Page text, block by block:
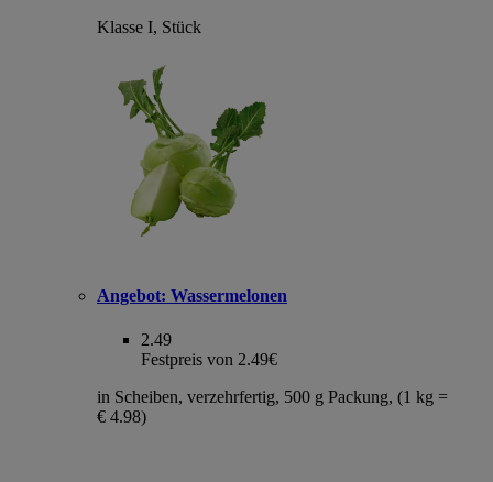
Klasse I, Stück
Angebot: Wassermelonen
2.49
Festpreis von 2.49€
in Scheiben, verzehrfertig, 500 g Packung, (1 kg =
€ 4.98)